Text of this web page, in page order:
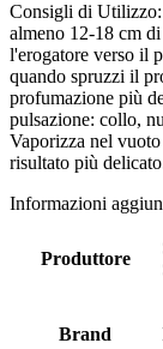
Consigli di Utilizzo:
almeno 12-18 cm
l'erogatore verso il
quando spruzzi il
profumazione più
pulsazione: collo,
Vaporizza nel
risultato più
Informazioni
Produttore
Brand